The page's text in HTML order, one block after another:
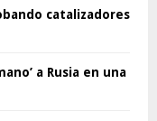
catalizadores
a Rusia en una